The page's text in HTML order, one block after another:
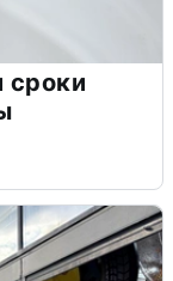
сроки